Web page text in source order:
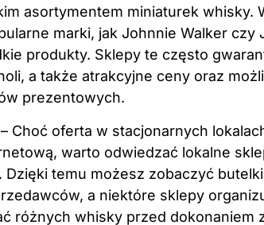
asortymentem miniaturek whisky.
marki, jak Johnnie Walker czy
produkty. Sklepy te często
a także atrakcyjne ceny oraz
prezentowych.
– Choć oferta w stacjonarnych
warto odwiedzać lokalne
Dzięki temu możesz zobaczyć
a niektóre sklepy
różnych whisky przed dokonaniem